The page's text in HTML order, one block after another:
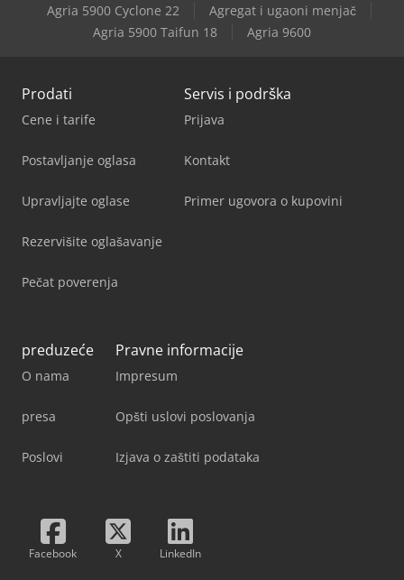
Agria 5900 Cyclone 22
Agregat i ugaoni menjač
Agria 5900 Taifun 18
Agria 9600
Prodati
Cene i tarife
Postavljanje oglasa
Upravljajte oglase
Rezervišite oglašavanje
Pečat poverenja
Servis i podrška
Prijava
Kontakt
Primer ugovora o kupovini
preduzeće
O nama
presa
Poslovi
Pravne informacije
Impresum
Opšti uslovi poslovanja
Izjava o zaštiti podataka
Facebook X LinkedIn